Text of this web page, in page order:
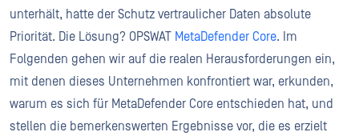
unterhält, hatte der Schutz vertraulicher Daten absolute
Priorität. Die Lösung? OPSWAT MetaDefender Core. Im
Folgenden gehen wir auf die realen Herausforderungen ein,
mit denen dieses Unternehmen konfrontiert war, erkunden,
warum es sich für MetaDefender Core entschieden hat, und
stellen die bemerkenswerten Ergebnisse vor, die es erzielt